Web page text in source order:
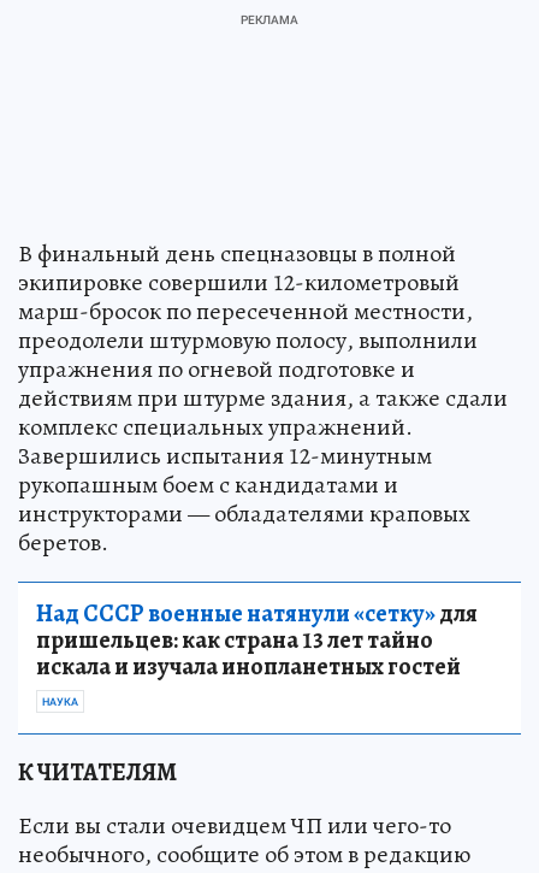
В финальный день спецназовцы в полной
экипировке совершили 12-километровый
марш-бросок по пересеченной местности,
преодолели штурмовую полосу, выполнили
упражнения по огневой подготовке и
действиям при штурме здания, а также сдали
комплекс специальных упражнений.
Завершились испытания 12-минутным
рукопашным боем с кандидатами и
инструкторами — обладателями краповых
беретов.
Над СССР военные натянули «сетку»для
пришельцев: как страна 13 лет тайно
искала и изучала инопланетных гостей
НАУКА
К ЧИТАТЕЛЯМ
Если вы стали очевидцем ЧП или чего-то
необычного, сообщите об этом в редакцию